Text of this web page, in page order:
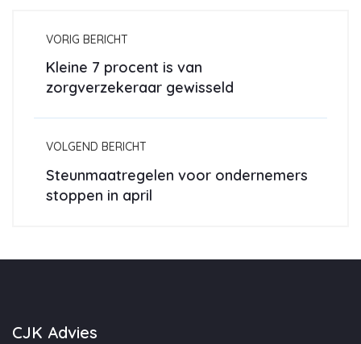
VORIG BERICHT
Kleine 7 procent is van
zorgverzekeraar gewisseld
VOLGEND BERICHT
Steunmaatregelen voor ondernemers
stoppen in april
CJK Advies